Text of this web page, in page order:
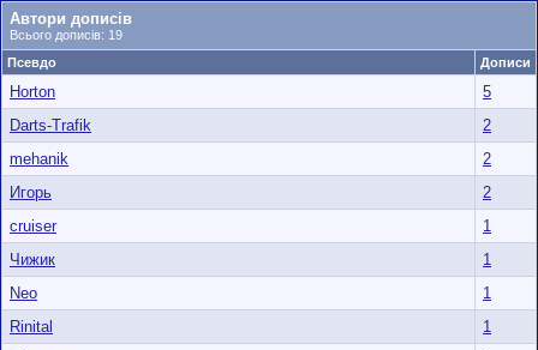
Автори дописів
Всього дописів: 19
Псевдо
Дописи
Horton
5
Darts-Trafik
2
mehanik
2
Игорь
2
cruiser
1
Чижик
1
Neo
1
Rinital
1